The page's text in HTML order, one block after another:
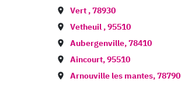
Vert ,78930
Vetheuil ,95510
Aubergenville,78410
Aincourt,95510
Arnouville les mantes,78790